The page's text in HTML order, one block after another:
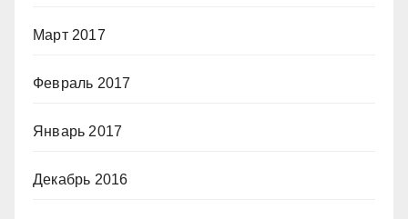
Март 2017
Февраль 2017
Январь 2017
Декабрь 2016